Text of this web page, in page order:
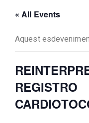
« All Events
Aquest
REGISTRO